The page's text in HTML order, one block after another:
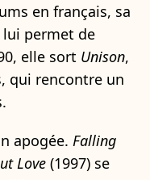
en français, sa
lui permet de
elle sort Unison,
qui rencontre un
apogée. Falling
Love (1997) se